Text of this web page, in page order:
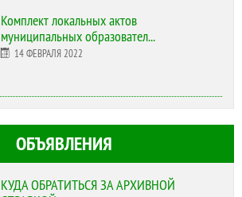
Комплект локальных актов
муниципальных образовател...
14 ФЕВРАЛЯ 2022
ОБЪЯВЛЕНИЯ
КУДА ОБРАТИТЬСЯ ЗА АРХИВНОЙ